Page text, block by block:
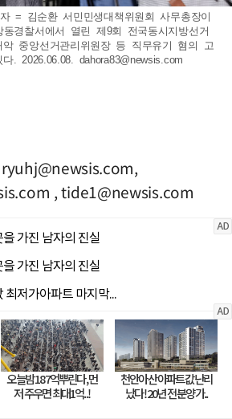
= 김순환 서민민생대책위원회 사무총장이
경찰서에서 열린 제9회 전국동시지방선거
중앙선거관리위원장 등 직무유기 혐의 고
. 2026.06.08. dahora83@newsis.com
ryuhj@newsis.com,
,tide1@newsis.com